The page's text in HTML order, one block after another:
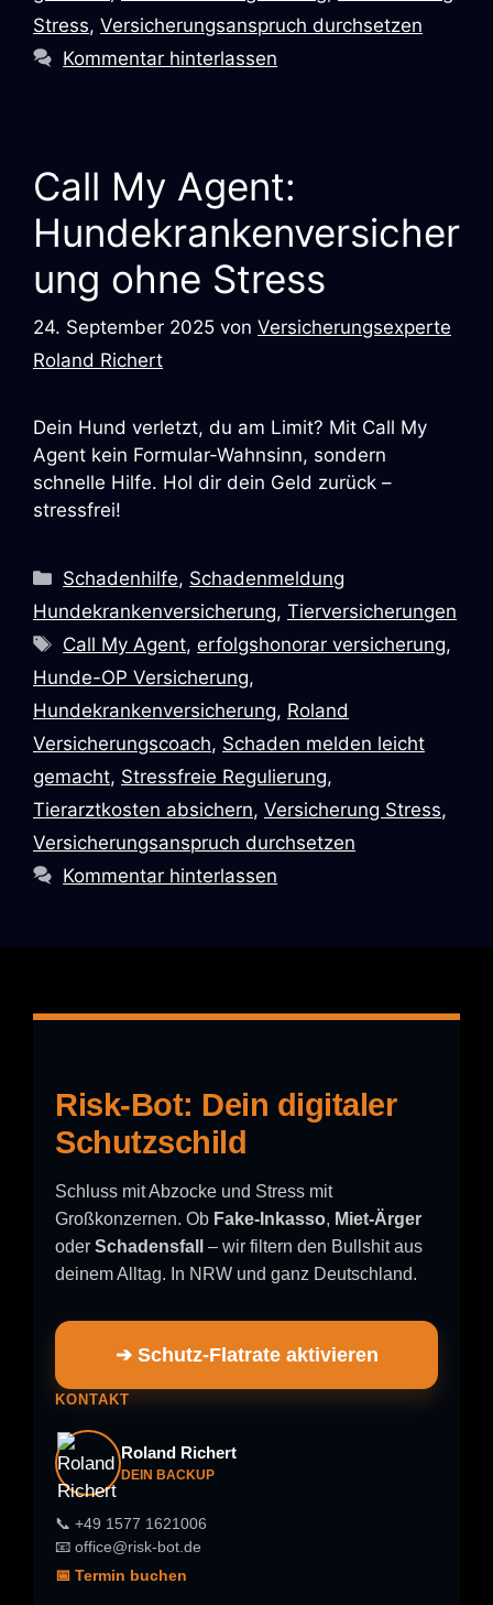
Stress, Versicherungsanspruch durchsetzen
Kommentar hinterlassen
Call My Agent:
Hundekrankenversicher
ung ohne Stress
24. September 2025 von Versicherungsexperte
Roland Richert
Dein Hund verletzt, du am Limit? Mit Call My
Agent kein Formular-Wahnsinn, sondern
schnelle Hilfe. Hol dir dein Geld zurück –
stressfrei!
Schadenhilfe, Schadenmeldung
Hundekrankenversicherung, Tierversicherungen
Call My Agent,erfolgshonorar versicherung,
Hunde-OP Versicherung,
Hundekrankenversicherung, Roland
Versicherungscoach, Schaden melden leicht
gemacht, Stressfreie Regulierung,
Tierarztkosten absichern, Versicherung Stress,
Versicherungsanspruch durchsetzen
Kommentar hinterlassen
Risk-Bot: Dein digitaler
Schutzschild
Schluss mit Abzocke und Stress mit
Großkonzernen. Ob Fake-Inkasso, Miet-Ärger
oder Schadensfall
– wir filtern den Bullshit aus
deinem Alltag. In NRW und ganz Deutschland.
➔ Schutz-Flatrate aktivieren
KONTAKT
Roland Richert
DEIN BACKUP
📞 +49 1577 1621006
📧 office@risk-bot.de
📅 Termin buchen